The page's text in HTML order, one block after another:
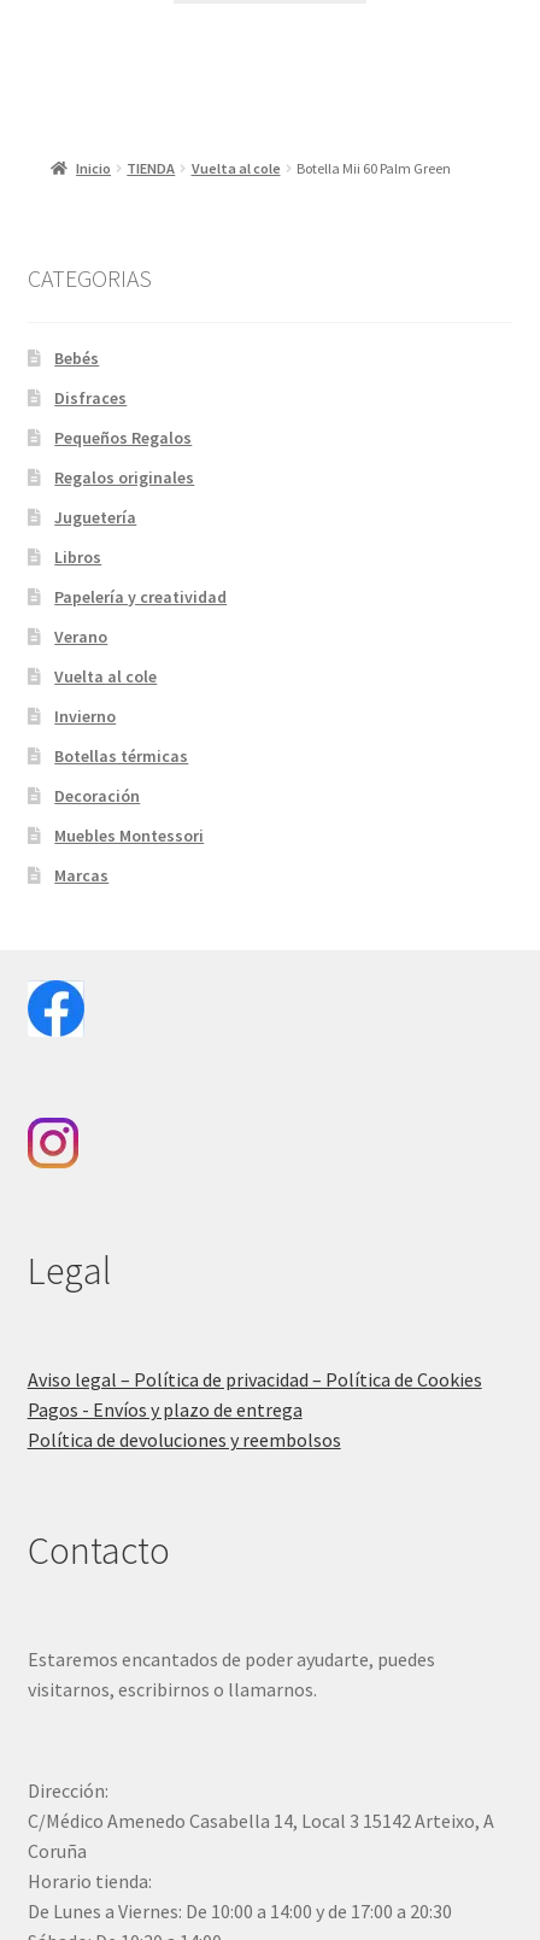
Inicio TIENDA Vuelta al cole Botella Mii 60 Palm Green
CATEGORIAS
Bebés
Disfraces
Pequeños Regalos
Regalos originales
Juguetería
Libros
Papelería y creatividad
Verano
Vuelta al cole
Invierno
Botellas térmicas
Decoración
Muebles Montessori
Marcas
Legal
Aviso legal – Política de privacidad – Política de Cookies
Pagos - Envíos y plazo de entrega
Política de devoluciones y reembolsos
Contacto
Estaremos encantados de poder ayudarte, puedes
visitarnos, escribirnos o llamarnos.
Dirección:
C/Médico Amenedo Casabella 14, Local 3 15142 Arteixo, A
Coruña
Horario tienda:
De Lunes a Viernes: De 10:00 a 14:00 y de 17:00 a 20:30